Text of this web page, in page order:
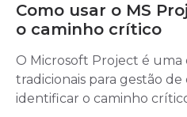
Como usar o MS
o caminho crítico
O Microsoft Project é uma
tradicionais para gestão de
identificar o caminho